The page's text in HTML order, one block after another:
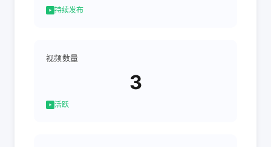
持续发布
视频数量
3
活跃